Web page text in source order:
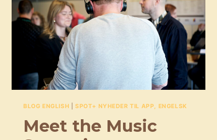
BLOG ENGLISH SPOT+ NYHEDER TIL APP, ENGELSK
Meet the Music